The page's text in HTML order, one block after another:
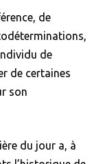
de
de
de certaines
son
du jour a, à